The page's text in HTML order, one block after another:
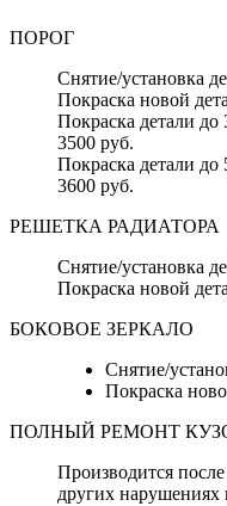
ПОРОГ
Снятие/установка
Покраска новой
Покраска детали
3500 руб.
Покраска детали
3600 руб.
РЕШЕТКА РАДИАТОРА
Снятие/установка
Покраска новой
БОКОВОЕ ЗЕРКАЛО
Снятие/
Покраска
ПОЛНЫЙ РЕМОНТ
Производится
других нарушениях